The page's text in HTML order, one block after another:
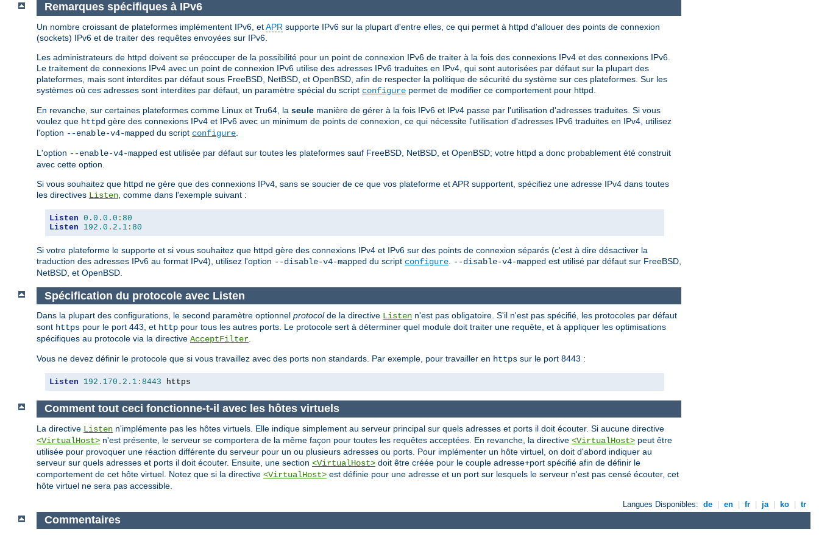
Remarques spécifiques à IPv6
Un nombre croissant de plateformes implémentent IPv6, etAPR supporte IPv6 sur la plupart d'entre elles, ce qui permet à httpd d'allouer des points de connexion
(sockets) IPv6 et de traiter des requêtes envoyées sur IPv6.
Les administrateurs de httpd doivent se préoccuper de la possibilité pour un point de connexion IPv6 de traiter à la fois des connexions IPv4 et des connexions IPv6.
Le traitement de connexions IPv4 avec un point de connexion IPv6 utilise des adresses IPv6 traduites en IPv4, qui sont autorisées par défaut sur la plupart des
plateformes, mais sont interdites par défaut sous FreeBSD, NetBSD, et OpenBSD, afin de respecter la politique de sécurité du système sur ces plateformes. Sur les
systèmes où ces adresses sont interdites par défaut, un paramètre spécial du script configure permet de modifier ce comportement pour httpd.
En revanche, sur certaines plateformes comme Linux et Tru64, la seule manière de gérer à la fois IPv6 et IPv4 passe par l'utilisation d'adresses traduites. Si vous
voulez que httpd gère des connexions IPv4 et IPv6 avec un minimum de points de connexion, ce qui nécessite l'utilisation d'adresses IPv6 traduites en IPv4, utilisez
l'option --enable-v4-mapped du script configure
L'option --enable-v4-mapped est utilisée par défaut sur toutes les plateformes sauf FreeBSD, NetBSD, et OpenBSD; votre httpd a donc probablement été construit
avec cette option.
Si vous souhaitez que httpd ne gère que des connexions IPv4, sans se soucier de ce que vos plateforme et APR supportent, spécifiez une adresse IPv4 dans toutes
les directives Listen , comme dans l'exemple suivant :
Listen 0.0 . 0.0 : 80
Listen
192.0 . 2.1 : 80
Si votre plateforme le supporte et si vous souhaitez que httpd gère des connexions IPv4 et IPv6 sur des points de connexion séparés (c'est à dire désactiver la
traduction des adresses IPv6 au format IPv4), utilisez l'option --disable-v4-mapped du script configure --disable-v4-mapped est utilisé par défaut sur FreeBSD,
NetBSD, et OpenBSD.
Spécification du protocole avec Listen
Dans la plupart des configurations, le second paramètre optionnel protocolde la directive Listen n'est pas obligatoire. S'il n'est pas spécifié, les protocoles par défaut
sont https pour le port 443, et http pour tous les autres ports. Le protocole sert à déterminer quel module doit traiter une requête, et à appliquer les optimisations
spécifiques au protocole via la directive AcceptFilter.
Vous ne devez définir le protocole que si vous travaillez avec des ports non standards. Par exemple, pour travailler en https sur le port 8443 :
Listen 192.170 . 2.1 : 8443 https
Comment tout ceci fonctionne-t-il avec les hôtes virtuels
La directive Listen n'implémente pas les hôtes virtuels. Elle indique simplement au serveur principal sur quels adresses et ports il doit écouter. Si aucune directive
<VirtualHost> n'est présente, le serveur se comportera de la même façon pour toutes les requêtes acceptées. En revanche, la directive <VirtualHost> peut être
utilisée pour provoquer une réaction différente du serveur pour un ou plusieurs adresses ou ports. Pour implémenter un hôte virtuel, on doit d'abord indiquer au
serveur sur quels adresses et ports il doit écouter. Ensuite, une section <VirtualHost> doit être créée pour le couple adresse+port spécifié afin de définir le
comportement de cet hôte virtuel. Notez que si la directive <VirtualHost> est définie pour une adresse et un port sur lesquels le serveur n'est pas censé écouter, cet
hôte virtuel ne sera pas accessible.
Langues Disponibles: de en fr ja ko tr
Commentaires